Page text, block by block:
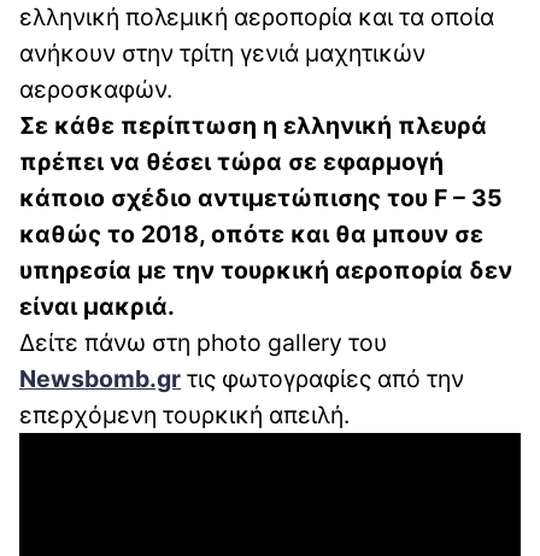
ελληνική πολεμική αεροπορία και τα οποία
ανήκουν στην τρίτη γενιά μαχητικών
αεροσκαφών.
Σε κάθε περίπτωση η ελληνική πλευρά
πρέπει να θέσει τώρα σε εφαρμογή
κάποιο σχέδιο αντιμετώπισης του F – 35
καθώς το 2018, οπότε και θα μπουν σε
υπηρεσία με την τουρκική αεροπορία δεν
είναι μακριά.
Δείτε πάνω στη photo gallery του
Newsbomb.gr τις φωτογραφίες από την
επερχόμενη τουρκική απειλή.